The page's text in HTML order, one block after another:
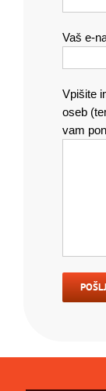
Vaš e-
Vpišite
oseb
vam